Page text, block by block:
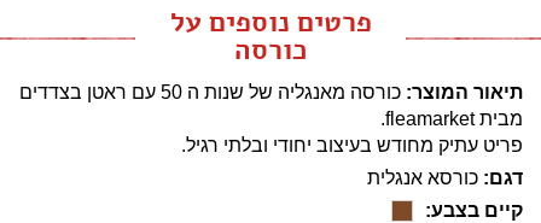
פרטים נוספים על
כורסה
תיאור המוצר:
כורסה מאנגליה של שנות ה 50 עם ראטן בצדדים
מבית fleamarket.
פריט עתיק מחודש בעיצוב יחודי ובלתי רגיל.
דגם: כורסא אנגלית
קיים בצבע: